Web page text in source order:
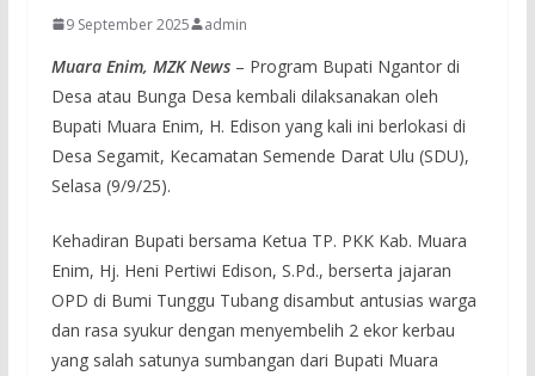
9 September 2025 admin
Muara Enim, MZK News– Program Bupati Ngantor di
Desa atau Bunga Desa kembali dilaksanakan oleh
Bupati Muara Enim, H. Edison yang kali ini berlokasi di
Desa Segamit, Kecamatan Semende Darat Ulu (SDU),
Selasa (9/9/25).
Kehadiran Bupati bersama Ketua TP. PKK Kab. Muara
Enim, Hj. Heni Pertiwi Edison, S.Pd., berserta jajaran
OPD di Bumi Tunggu Tubang disambut antusias warga
dan rasa syukur dengan menyembelih 2 ekor kerbau
yang salah satunya sumbangan dari Bupati Muara